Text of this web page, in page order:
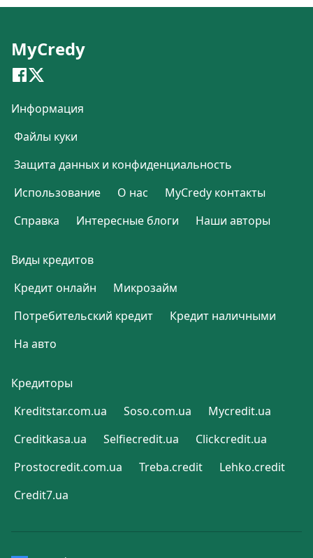
MyCredy
Информация
Файлы куки
Защита данных и конфиденциальность
Использование
О нас
MyCredy контакты
Справка
Интересные блоги Наши авторы
Виды кредитов
Кредит онлайн
Микрозайм
Потребительский кредит
Кредит наличными
На авто
Кредиторы
Kreditstar.com.ua
Soso.com.ua
Mycredit.ua
Creditkasa.ua
Selfiecredit.ua
Clickcredit.ua
Prostocredit.com.ua
Treba.credit
Lehko.credit
Credit7.ua